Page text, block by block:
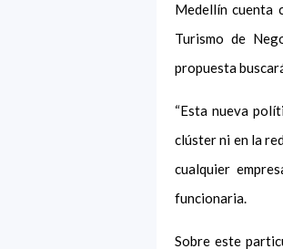
Medellín cuenta
Turismo de
propuesta
“Esta nueva
clúster ni en la
cualquier
funcionaria.
Sobre este